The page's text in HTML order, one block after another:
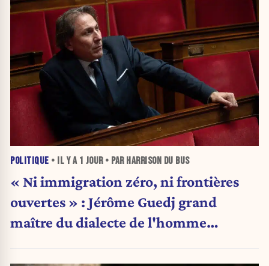
POLITIQUE • IL Y A 1 JOUR• PAR HARRISON DU BUS
« Ni immigration zéro, ni frontières
ouvertes » : Jérôme Guedj grand
maître du dialecte de l'homme